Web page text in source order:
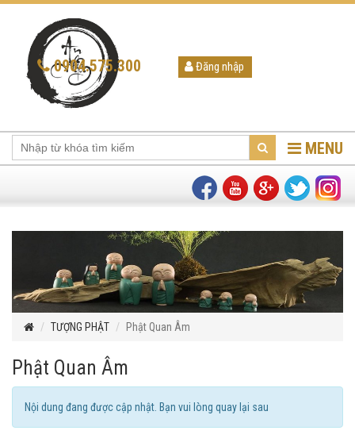
0904.575.300 Đăng nhập
MENU
TƯỢNG PHẬT Phật Quan Âm
Phật Quan Âm
Nội dung đang được cập nhật. Bạn vui lòng quay lại sau